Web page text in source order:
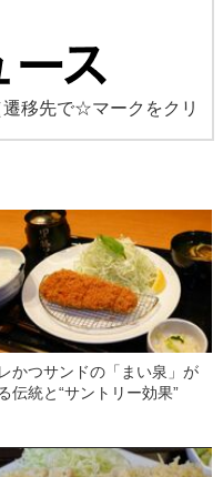
遷移先で☆マークをクリ
かつサンドの「まい泉」が
伝統と“サントリー効果”